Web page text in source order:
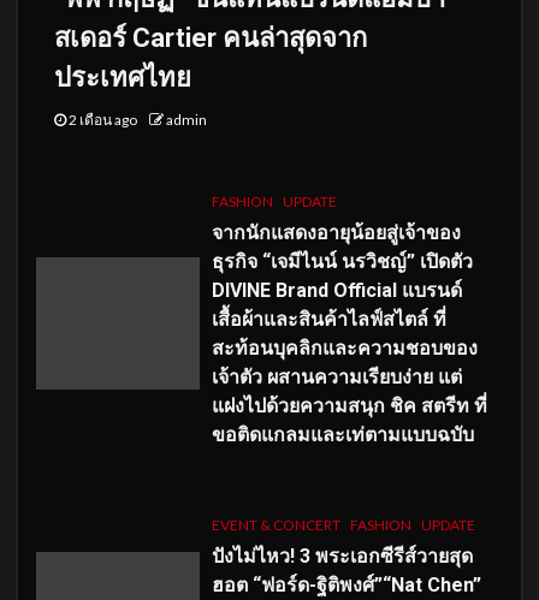
สเดอร์ Cartier คนล่าสุดจาก
ประเทศไทย
2 เดือน ago admin
FASHION UPDATE
จากนักแสดงอายุน้อยสู่เจ้าของ
ธุรกิจ “เจมีไนน์ นรวิชญ์” เปิดตัว
DIVINE Brand Official แบรนด์
เสื้อผ้าและสินค้าไลฟ์สไตล์ ที่
สะท้อนบุคลิกและความชอบของ
เจ้าตัว ผสานความเรียบง่าย แต่
แฝงไปด้วยความสนุก ชิค สตรีท ที่
ขอติดแกลมและเท่ตามแบบฉบับ
EVENT & CONCERT FASHION UPDATE
ปังไม่ไหว! 3 พระเอกซีรีส์วายสุด
ฮอต “ฟอร์ด-ฐิติพงศ์”“Nat Chen”